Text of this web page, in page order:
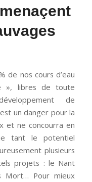
de nos cours d’eau
», libres de toute
de
un danger pour la
et ne concourra en
tant le potentiel
plusieurs
projets : le Nant
Mort… Pour mieux